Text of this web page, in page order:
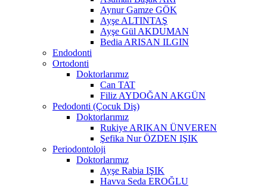
Aynur Gamze GÖK
Ayşe ALTINTAŞ
Ayşe Gül AKDUMAN
Bedia ARISAN ILGIN
Endodonti
Ortodonti
Doktorlarımız
Can TAT
Filiz AYDOĞAN AKGÜN
Pedodonti (Çocuk Diş)
Doktorlarımız
Rukiye ARIKAN ÜNVEREN
Şefika Nur ÖZDEN IŞIK
Periodontoloji
Doktorlarımız
Ayşe Rabia IŞIK
Havva Seda EROĞLU